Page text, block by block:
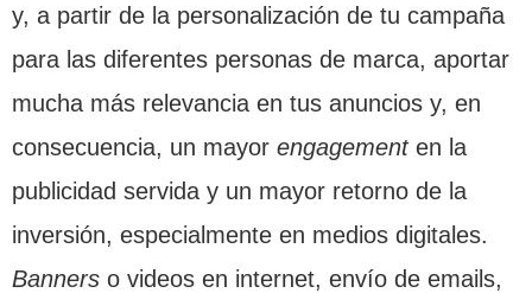
y, a partir de la personalización de tu campaña
para las diferentes personas de marca, aportar
mucha más relevancia en tus anuncios y, en
consecuencia, un mayor engagementen la
publicidad servida y un mayor retorno de la
inversión, especialmente en medios digitales.
Banners o videos en internet, envío de emails,